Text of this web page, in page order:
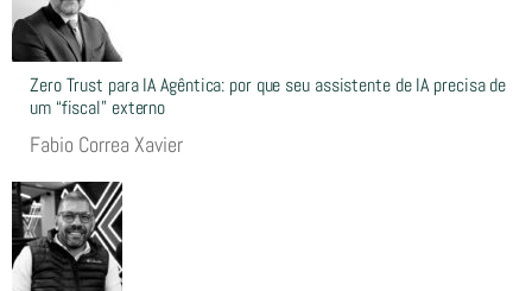
Zero Trust para IA Agêntica: por que seu assistente de IA precisa de
um “fiscal” externo
Fabio Correa Xavier